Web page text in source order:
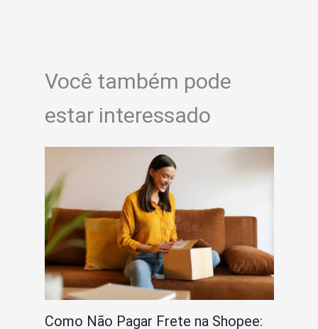
Você também pode
estar interessado
Como Não Pagar Frete na Shopee: